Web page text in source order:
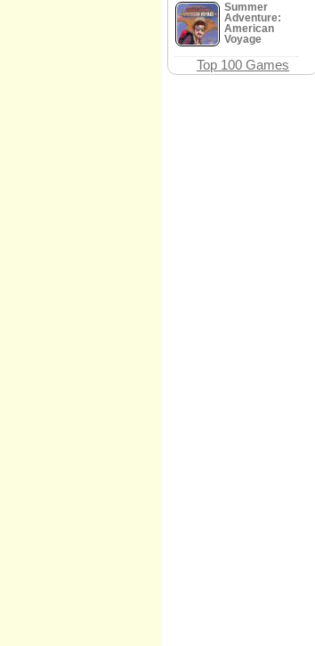
Summer
Adventure:
American
Voyage
Top 100 Games